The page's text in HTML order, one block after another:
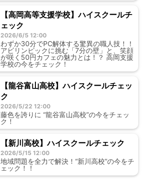
【高岡高等支援学校】ハイスクールチ
ェック
2026/6/5 12:00
わずか30分でPC解体する驚異の職人技！！
アビリンピックに挑む「7分の壁」と、笑顔
が咲く50円カフェの魅力とは！？ 高岡支援
学校の今をチェック！
【龍谷富山高校】ハイスクールチェッ
ク
2026/5/22 12:00
藤色を誇りに “龍谷富山高校”の今をチェッ
ク！
【新川高校】ハイスクールチェック
2026/5/15 12:00
地域問題を全力で解決！“新川高校”の今をチ
ェック！！